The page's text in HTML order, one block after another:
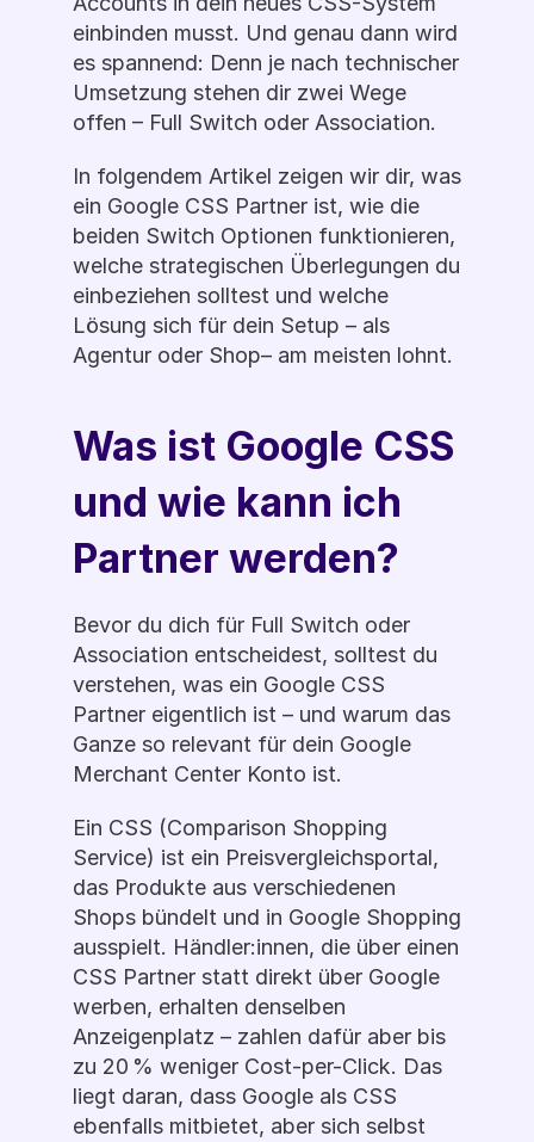
einbinden musst. Und genau dann wird
es spannend: Denn je nach technischer
Umsetzung stehen dir zwei Wege
offen – Full Switch oder Association.
In folgendem Artikel zeigen wir dir, was
ein Google CSS Partner ist, wie die
beiden Switch Optionen funktionieren,
welche strategischen Überlegungen du
einbeziehen solltest und welche
Lösung sich für dein Setup – als
Agentur oder Shop– am meisten lohnt.
Was ist Google CSS
und wie kann ich
Partner werden?
Bevor du dich für Full Switch oder
Association entscheidest, solltest du
verstehen, was ein Google CSS
Partner eigentlich ist – und warum das
Ganze so relevant für dein Google
Merchant Center Konto ist.
Ein CSS (Comparison Shopping
Service) ist ein Preisvergleichsportal,
das Produkte aus verschiedenen
Shops bündelt und in Google Shopping
ausspielt. Händler:innen, die über einen
CSS Partner statt direkt über Google
werben, erhalten denselben
Anzeigenplatz – zahlen dafür aber bis
zu 20 % weniger Cost-per-Click. Das
liegt daran, dass Google als CSS
ebenfalls mitbietet, aber sich selbst